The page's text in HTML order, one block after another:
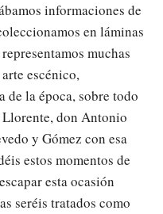
informaciones de
en láminas
muchas
escénico,
de la época, sobre todo
don Antonio
y Gómez con esa
estos momentos de
esta ocasión
seréis tratados como